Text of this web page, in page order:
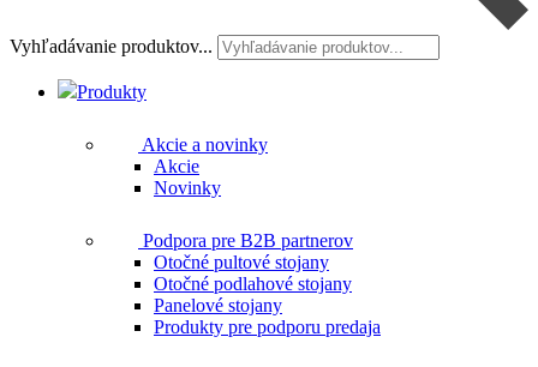
Vyhľadávanie produktov...
Produkty
Akcie a novinky
Akcie
Novinky
Podpora pre B2B partnerov
Otočné pultové stojany
Otočné podlahové stojany
Panelové stojany
Produkty pre podporu predaja